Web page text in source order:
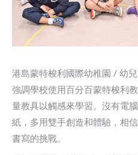
港島蒙特梭利國際幼稚園 / 幼
強調學校使用百分百蒙特梭利
量教具以觸感來學習。沒有電
紙，多用雙手創造和體驗，相
書寫的挑戰。